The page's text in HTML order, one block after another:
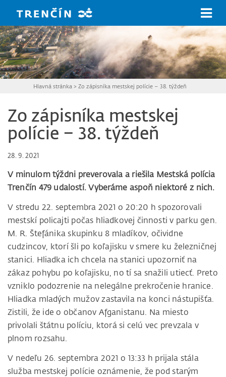
Hlavná stránka >Zo zápisníka mestskej polície – 38. týždeň
Zo zápisníka mestskej
polície – 38. týždeň
28. 9. 2021
V minulom týždni preverovala a riešila Mestská polícia
Trenčín 479 udalostí. Vyberáme aspoň niektoré z nich.
V stredu 22. septembra 2021 o 20:20 h spozorovali
mestskí policajti počas hliadkovej činnosti v parku gen.
M. R. Štefánika skupinku 8 mladíkov, očividne
cudzincov, ktorí šli po koľajisku v smere ku železničnej
stanici. Hliadka ich chcela na stanici upozorniť na
zákaz pohybu po koľajisku, no tí sa snažili utiecť. Preto
vzniklo podozrenie na nelegálne prekročenie hranice.
Hliadka mladých mužov zastavila na konci nástupišťa.
Zistili, že ide o občanov Afganistanu. Na miesto
privolali štátnu políciu, ktorá si celú vec prevzala v
plnom rozsahu.
V nedeľu 26. septembra 2021 o 13:33 h prijala stála
služba mestskej polície oznámenie, že pod starým